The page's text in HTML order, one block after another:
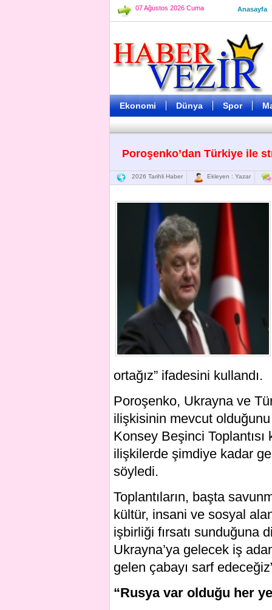
07 Ağustos 2026 Cuma Anasayfa
Ekonomi Dünya Spor
Poroşenko’dan Türkiye ile
2026 Tarihli Haber Ekleyen : Yazar
ortağız” ifadesini kullandı.
Poroşenko, Ukrayna ve
ilişkisinin mevcut
Konsey Beşinci
ilişkilerde şimdiye kadar
söyledi.
Toplantıların, başta
kültür, insani ve sosyal
işbirliği fırsatı sunduğuna
Ukrayna’ya gelecek iş
gelen çabayı sarf
“Rusya var olduğu her